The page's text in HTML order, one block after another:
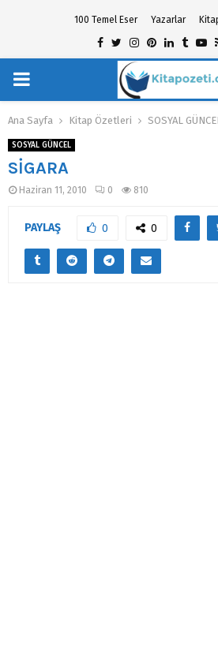
100 Temel Eser Yazarlar
Facebook
TwitterInstagram
Pinterest
Linkedin
PRIMARY
MENU
Ana Sayfa Kitap Özetleri SOSYAL
SOSYAL GÜNCEL
SİGARA
Haziran 11, 2010 0 810
PAYLAŞ 0 0